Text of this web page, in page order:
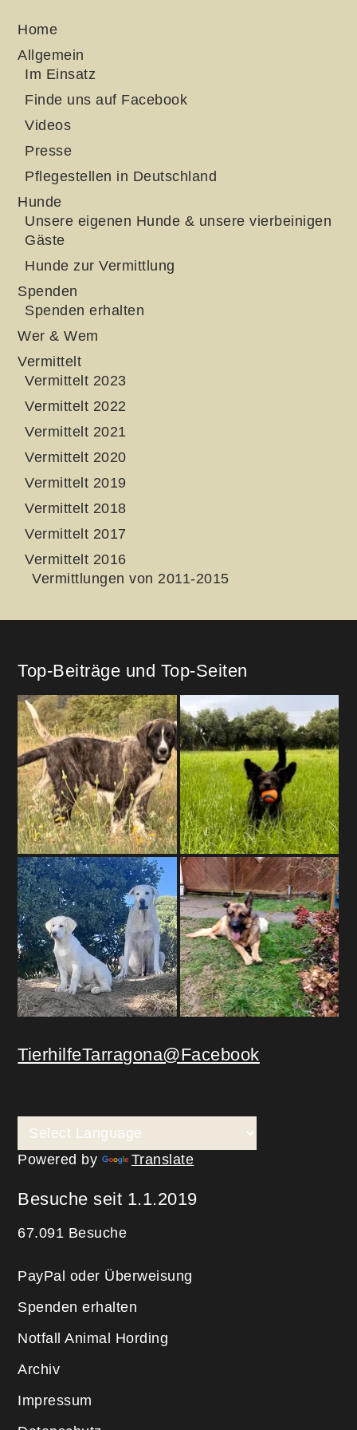
Home
Allgemein
Im Einsatz
Finde uns auf Facebook
Videos
Presse
Pflegestellen in Deutschland
Hunde
Unsere eigenen Hunde & unsere vierbeinigen
Gäste
Hunde zur Vermittlung
Spenden
Spenden erhalten
Wer & Wem
Vermittelt
Vermittelt 2023
Vermittelt 2022
Vermittelt 2021
Vermittelt 2020
Vermittelt 2019
Vermittelt 2018
Vermittelt 2017
Vermittelt 2016
Vermittlungen von 2011-2015
Top-Beiträge und Top-Seiten
TierhilfeTarragona@Facebook
Powered by Translate
Besuche seit 1.1.2019
67.091 Besuche
PayPal oder Überweisung
Spenden erhalten
Notfall Animal Hording
Archiv
Impressum